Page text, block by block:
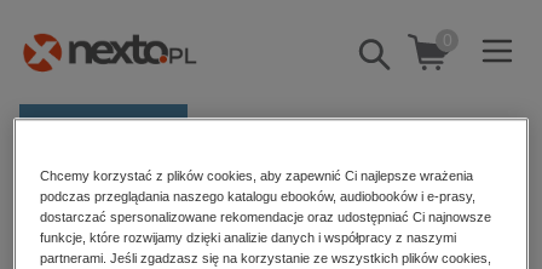
Pokaż/schowaj
wyszukiwarkę
0
Kategorie
Zobacz wszystkie E-prasa
Strona główna Nina Dubiel
Chcemy korzystać z plików cookies, aby zapewnić Ci najlepsze wrażenia
podczas przeglądania naszego katalogu ebooków, audiobooków i e-prasy,
dostarczać spersonalizowane rekomendacje oraz udostępniać Ci najnowsze
funkcje, które rozwijamy dzięki analizie danych i współpracy z naszymi
partnerami. Jeśli zgadzasz się na korzystanie ze wszystkich plików cookies,